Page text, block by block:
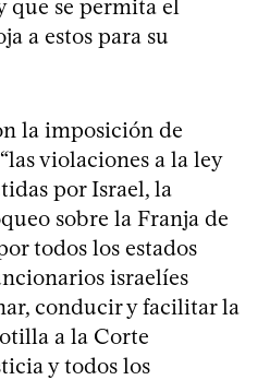
que se permita el
a estos para su
la imposición de
violaciones a la ley
por Israel, la
sobre la Franja de
todos los estados
israelíes
conducir y facilitar la
a la Corte
y todos los